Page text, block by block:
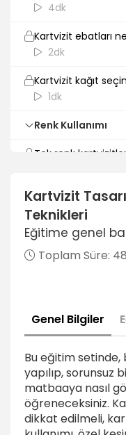
4dk
Kartvizit ebatları
2dk
Kartvizit kağıt
1dk
Renk Kullanımı
Tek renk
Kartvizitte tek renk
2dk
4 renk kartvizitler
1dk
Pantone renk
Pantone renk
3dk
Zengin siyah
Kartvizit
Teknikleri
Eğitime genel
Toplam Süre:
Genel Bilgiler
Bu eğitim setinde,
yapılıp, sorunsuz
matbaaya nasıl
öğreneceksiniz.
dikkat edilmeli,